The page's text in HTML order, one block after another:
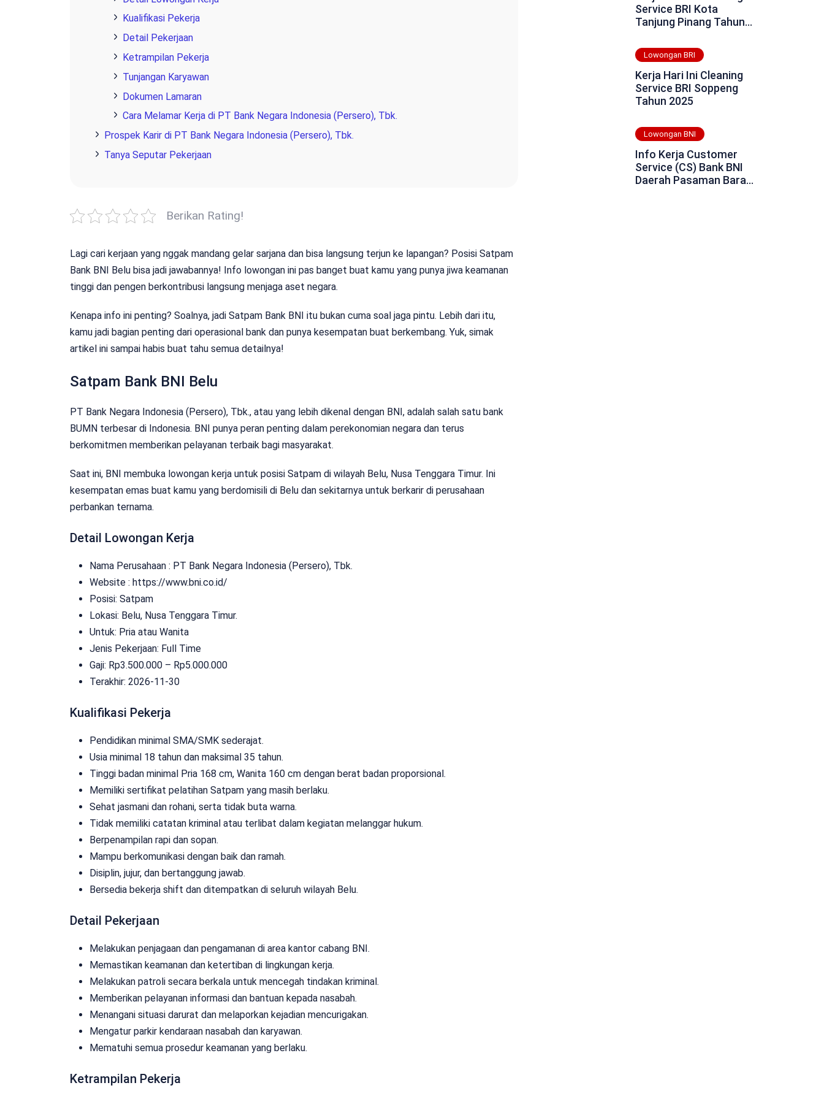
Kualifikasi Pekerja
Detail Pekerjaan
Ketrampilan Pekerja
Tunjangan Karyawan
Dokumen Lamaran
Cara Melamar Kerja di PT Bank Negara Indonesia (Persero), Tbk.
Prospek Karir di PT Bank Negara Indonesia (Persero), Tbk.
Tanya Seputar Pekerjaan
Berikan Rating!
Lagi cari kerjaan yang nggak mandang gelar sarjana dan bisa langsung terjun ke lapangan? Posisi Satpam
Bank BNI Belu bisa jadi jawabannya! Info lowongan ini pas banget buat kamu yang punya jiwa keamanan
tinggi dan pengen berkontribusi langsung menjaga aset negara.
Kenapa info ini penting? Soalnya, jadi Satpam Bank BNI itu bukan cuma soal jaga pintu. Lebih dari itu,
kamu jadi bagian penting dari operasional bank dan punya kesempatan buat berkembang. Yuk, simak
artikel ini sampai habis buat tahu semua detailnya!
Satpam Bank BNI Belu
PT Bank Negara Indonesia (Persero), Tbk., atau yang lebih dikenal dengan BNI, adalah salah satu bank
BUMN terbesar di Indonesia. BNI punya peran penting dalam perekonomian negara dan terus
berkomitmen memberikan pelayanan terbaik bagi masyarakat.
Saat ini, BNI membuka lowongan kerja untuk posisi Satpam di wilayah Belu, Nusa Tenggara Timur. Ini
kesempatan emas buat kamu yang berdomisili di Belu dan sekitarnya untuk berkarir di perusahaan
perbankan ternama.
Detail Lowongan Kerja
Nama Perusahaan : PT Bank Negara Indonesia (Persero), Tbk.
Website : https://www.bni.co.id/
Posisi: Satpam
Lokasi: Belu, Nusa Tenggara Timur.
Untuk: Pria atau Wanita
Jenis Pekerjaan: Full Time
Gaji: Rp3.500.000 – Rp5.000.000
Terakhir: 2026-11-30
Kualifikasi Pekerja
Pendidikan minimal SMA/SMK sederajat.
Usia minimal 18 tahun dan maksimal 35 tahun.
Tinggi badan minimal Pria 168 cm, Wanita 160 cm dengan berat badan proporsional.
Memiliki sertifikat pelatihan Satpam yang masih berlaku.
Sehat jasmani dan rohani, serta tidak buta warna.
Tidak memiliki catatan kriminal atau terlibat dalam kegiatan melanggar hukum.
Berpenampilan rapi dan sopan.
Mampu berkomunikasi dengan baik dan ramah.
Disiplin, jujur, dan bertanggung jawab.
Bersedia bekerja shift dan ditempatkan di seluruh wilayah Belu.
Detail Pekerjaan
Melakukan penjagaan dan pengamanan di area kantor cabang BNI.
Memastikan keamanan dan ketertiban di lingkungan kerja.
Melakukan patroli secara berkala untuk mencegah tindakan kriminal.
Memberikan pelayanan informasi dan bantuan kepada nasabah.
Menangani situasi darurat dan melaporkan kejadian mencurigakan.
Mengatur parkir kendaraan nasabah dan karyawan.
Mematuhi semua prosedur keamanan yang berlaku.
Ketrampilan Pekerja
Service BRI Kota
Tanjung Pinang Tahun
Lowongan BRI
Kerja Hari Ini Cleaning
Service BRI Soppeng
Tahun 2025
Lowongan BNI
Info Kerja Customer
Service (CS) Bank BNI
Daerah Pasaman Barat